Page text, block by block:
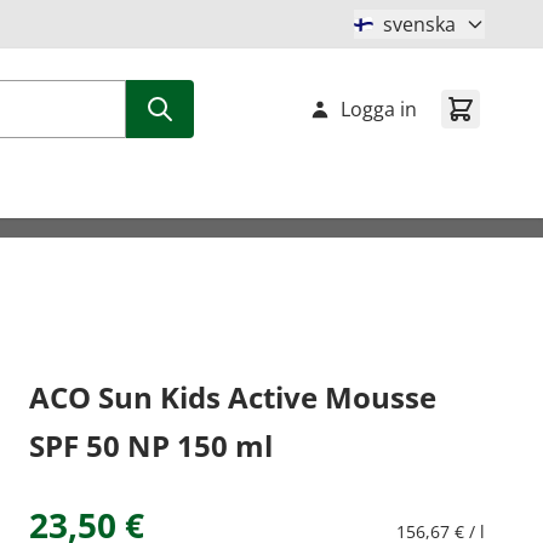
svenska
Logga in
ACO Sun Kids Active Mousse
SPF 50 NP 150 ml
23,50 € 156,67 € / l